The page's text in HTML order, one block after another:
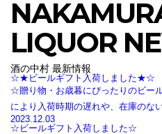
LIQUOR
酒の中村 最新情報
☆★ビールギフト入荷しました★☆
☆贈り物・お歳暮にぴったりのビ
により入荷時期の遅れや、在庫のな
2023.12.03
☆ビールギフト入荷しました☆